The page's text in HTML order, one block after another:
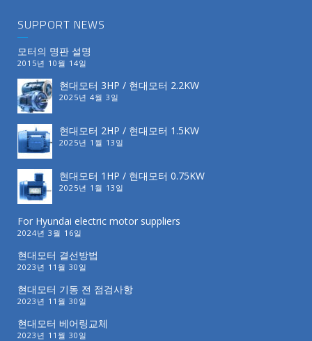
SUPPORT NEWS
모터의 명판 설명
2015년 10월 14일
현대모터 3HP / 현대모터 2.2KW
2025년 4월 3일
현대모터 2HP / 현대모터 1.5KW
2025년 1월 13일
현대모터 1HP / 현대모터 0.75KW
2025년 1월 13일
For Hyundai electric motor suppliers
2024년 3월 16일
현대모터 결선방법
2023년 11월 30일
현대모터 기동 전 점검사항
2023년 11월 30일
현대모터 베어링교체
2023년 11월 30일